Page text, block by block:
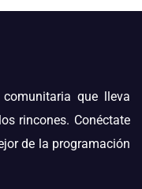
que lleva
rincones. Conéctate
de la programación